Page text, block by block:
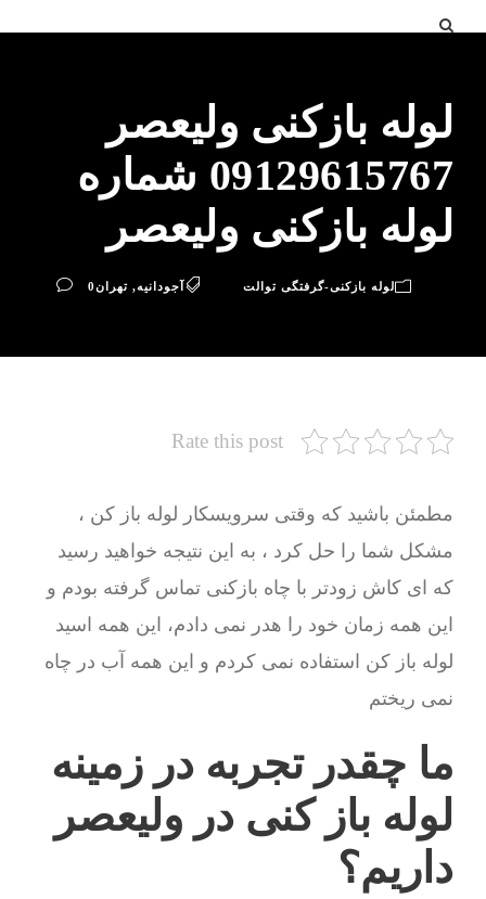
لوله بازکنی ولیعصر
09129615767 شماره
لوله بازکنی ولیعصر
لوله بازکنی-گرفتگی توالت آجودانیه, تهران0
Rate this post
مطمئن باشید که وقتی سرویسکار لوله باز کن ،
مشکل شما را حل کرد ، به این نتیجه خواهید رسید
که ای کاش زودتر با چاه بازکنی تماس گرفته بودم و
این همه زمان خود را هدر نمی دادم، این همه اسید
لوله باز کن استفاده نمی کردم و این همه آب در چاه
نمی ریختم
ما چقدر تجربه در زمینه
لوله باز کنی در ولیعصر
داریم؟